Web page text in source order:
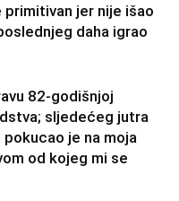
primitivan jer nije išao
daha igrao
82-godišnjoj
sljedećeg jutra
je na moja
od kojeg mi se